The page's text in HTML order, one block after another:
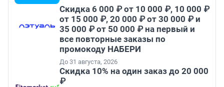
Скидка 6 000 ₽ от 10 000 ₽, 10 000 ₽
от 15 000 ₽, 20 000 ₽ от 30 000 ₽ и
35 000 ₽ от 50 000 ₽ на первый и
все повторные заказы по
промокоду НАБЕРИ
До 31 августа, 2026
Скидка 10% на один заказ до 20 000
₽